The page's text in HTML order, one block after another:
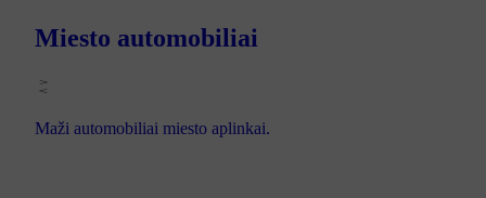
Miesto automobiliai
Maži automobiliai miesto aplinkai.